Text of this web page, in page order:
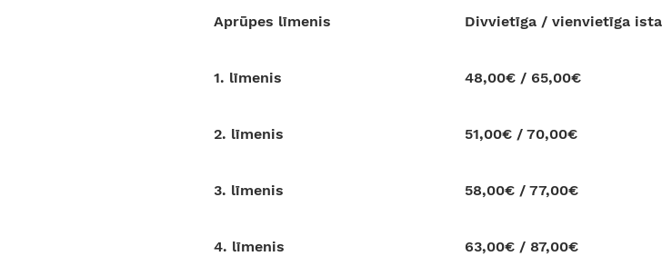
Aprūpes līmenis Divvietīga / vienvietīga
1. līmenis 48,00€ / 65,00€
2. līmenis 51,00€ / 70,00€
3. līmenis 58,00€ / 77,00€
4. līmenis 63,00€ / 87,00€